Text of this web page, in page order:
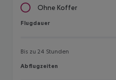
Ohne Koffer
Flugdauer
Flugdauer
Bis zu 24 Stunden
Abflugzeiten
Abflugzeiten